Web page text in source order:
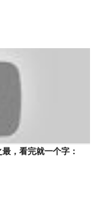
，看完就一个字：